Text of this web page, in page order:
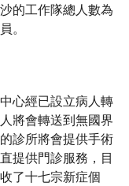
的工作隊總人數為
。
心經已設立病人轉
將會轉送到無國界
診所將會提供手術
提供門診服務，目
了十七宗新症個